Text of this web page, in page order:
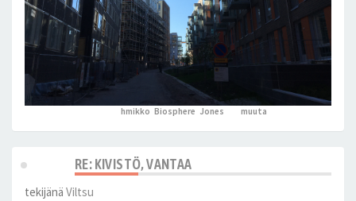
hmikko ,Biosphere Jones ja 7muuta
RE: KIVISTÖ, VANTAA
tekijänä Viltsu